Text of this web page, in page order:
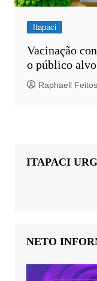
Itapaci
Vacinação
o público
Raphaell
ITAPACI
NETO